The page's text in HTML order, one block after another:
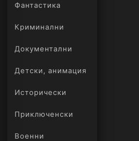
Фантастика
Криминални
Документални
Детски, анимация
Исторически
Приключенски
Военни